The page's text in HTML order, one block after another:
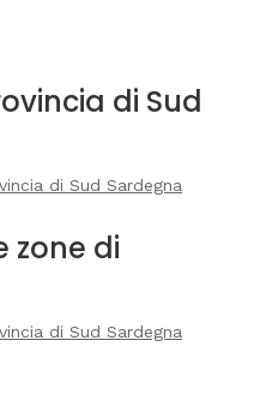
di Sud
di Sud Sardegna
zone di
di Sud Sardegna